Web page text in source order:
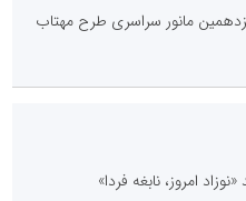
در شانزدهمین مانور سراسری طرح مهتاب
امروز، نابغه فردا»